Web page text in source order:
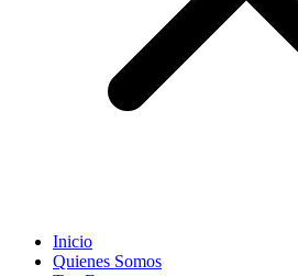
Inicio
Quienes Somos